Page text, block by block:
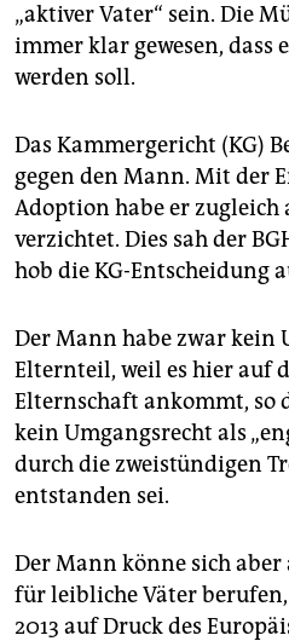
„aktiver Vater“ sein. Die
immer klar gewesen, dass
werden soll.
Das Kammergericht (KG)
gegen den Mann. Mit der
Adoption habe er zugleich
verzichtet. Dies sah der
hob die KG-Entscheidung
Der Mann habe zwar kein
Elternteil, weil es hier auf
Elternschaft ankommt, so
kein Umgangsrecht als
durch die zweistündigen
entstanden sei.
Der Mann könne sich
für leibliche Väter berufen,
2013 auf Druck des